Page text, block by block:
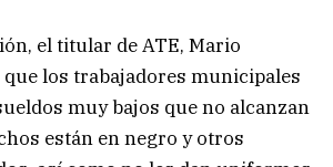
el titular de ATE, Mario
los trabajadores municipales
muy bajos que no alcanzan
están en negro y otros